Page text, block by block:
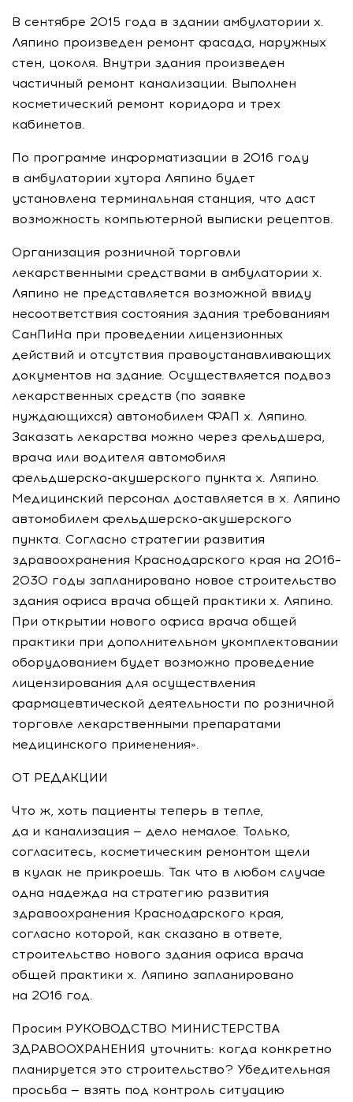
В сентябре 2015 года в здании амбулатории х.
Ляпино произведен ремонт фасада, наружных
стен, цоколя. Внутри здания произведен
частичный ремонт канализации. Выполнен
косметический ремонт коридора и трех
кабинетов.
По программе информатизации в 2016 году
в амбулатории хутора Ляпино будет
установлена терминальная станция, что даст
возможность компьютерной выписки рецептов.
Организация розничной торговли
лекарственными средствами в амбулатории х.
Ляпино не представляется возможной ввиду
несоответствия состояния здания требованиям
СанПиНа при проведении лицензионных
действий и отсутствия правоустанавливающих
документов на здание. Осуществляется подвоз
лекарственных средств (по заявке
нуждающихся) автомобилем ФАП х. Ляпино.
Заказать лекарства можно через фельдшера,
врача или водителя автомобиля
фельдшерско-акушерского пункта х. Ляпино.
Медицинский персонал доставляется в х. Ляпино
автомобилем фельдшерско-акушерского
пункта. Согласно стратегии развития
здравоохранения Краснодарского края на 2016–
2030 годы запланировано новое строительство
здания офиса врача общей практики х. Ляпино.
При открытии нового офиса врача общей
практики при дополнительном укомплектовании
оборудованием будет возможно проведение
лицензирования для осуществления
фармацевтической деятельности по розничной
торговле лекарственными препаратами
медицинского применения».
ОТ РЕДАКЦИИ
Что ж, хоть пациенты теперь в тепле,
да и канализация — дело немалое. Только,
согласитесь, косметическим ремонтом щели
в кулак не прикроешь. Так что в любом случае
одна надежда на стратегию развития
здравоохранения Краснодарского края,
согласно которой, как сказано в ответе,
строительство нового здания офиса врача
общей практики х. Ляпино запланировано
на 2016 год.
Просим РУКОВОДСТВО МИНИСТЕРСТВА
ЗДРАВООХРАНЕНИЯ уточнить: когда конкретно
планируется это строительство? Убедительная
просьба — взять под контроль ситуацию